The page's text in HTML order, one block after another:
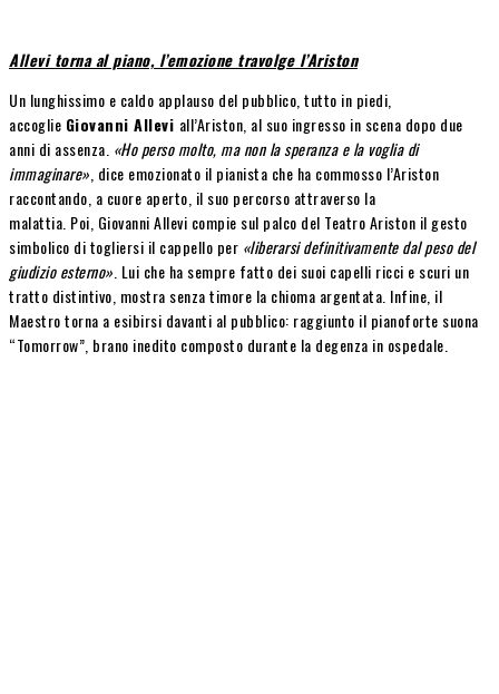
Allevi torna al piano, l’emozione travolge l’Ariston
Un lunghissimo e caldo applauso del pubblico, tutto in piedi,
accoglie Giovanni Allevi all’Ariston, al suo ingresso in scena dopo due
anni di assenza. «Ho perso molto, ma non la speranza e la voglia di
immaginare» , dice emozionato il pianista che ha commosso l’Ariston
raccontando, a cuore aperto, il suo percorso attraverso la
malattia. Poi, Giovanni Allevi compie sul palco del Teatro Ariston il gesto
simbolico di togliersi il cappello per «liberarsi definitivamente dal peso del
giudizio esterno» . Lui che ha sempre fatto dei suoi capelli ricci e scuri un
tratto distintivo, mostra senza timore la chioma argentata. Infine, il
Maestro torna a esibirsi davanti al pubblico: raggiunto il pianoforte suona
“Tomorrow”, brano inedito composto durante la degenza in ospedale.